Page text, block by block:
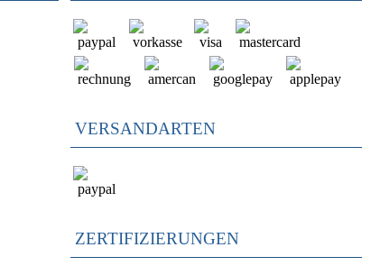
VERSANDARTEN
ZERTIFIZIERUNGEN